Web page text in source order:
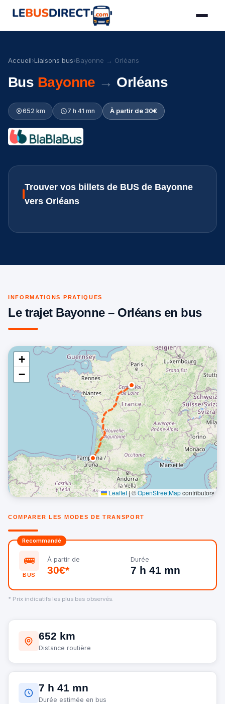
Accueil›Liaisons bus›Bayonne → Orléans
Bus Bayonne → Orléans
652 km 7 h 41 mn À partir de 30€
Trouver vos billets de BUS de Bayonne
vers Orléans
INFORMATIONS PRATIQUES
Le trajet Bayonne – Orléans en bus
+
−
Leaflet | ©OpenStreetMapcontributors
COMPARER LES MODES DE TRANSPORT
Recommandé
🚌
BUS
À partir de
30€*
Durée
7 h 41 mn
* Prix indicatifs les plus bas observés.
652 km
Distance routière
7 h 41 mn
Durée estimée en bus